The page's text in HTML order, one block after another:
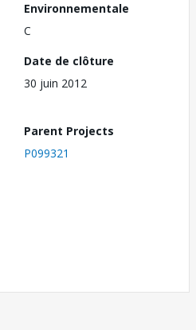
Environnementale
C
Date de clôture
30 juin 2012
Parent Projects
P099321